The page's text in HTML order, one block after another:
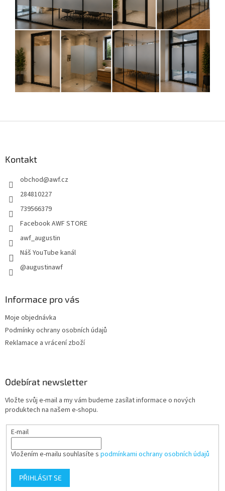
Kontakt
obchod@awf.cz
284810227
739566379
Facebook AWF STORE
awf_augustin
Náš YouTube kanál
@augustinawf
Informace pro vás
Moje objednávka
Podmínky ochrany osobních údajů
Reklamace a vrácení zboží
Odebírat newsletter
Vložte svůj e-mail a my vám budeme zasílat informace o nových
produktech na našem e-shopu.
E-mail
Vložením e-mailu souhlasíte s podmínkami ochrany osobních údajů
PŘIHLÁSIT SE